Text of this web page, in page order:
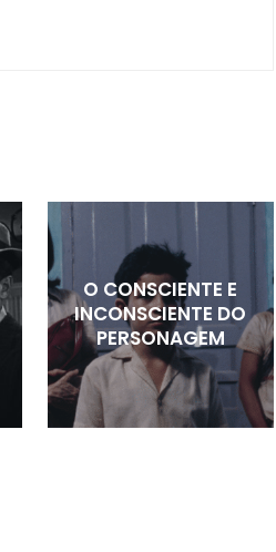
O CONSCIENTE E
INCONSCIENTE DO
PERSONAGEM